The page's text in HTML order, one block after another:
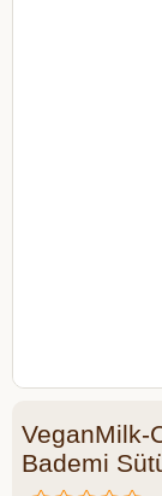
VeganMilk-
Bademi